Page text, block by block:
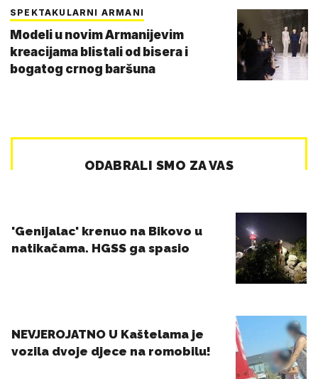
SPEKTAKULARNI ARMANI
Modeli u novim Armanijevim
kreacijama blistali od bisera i
bogatog crnog baršuna